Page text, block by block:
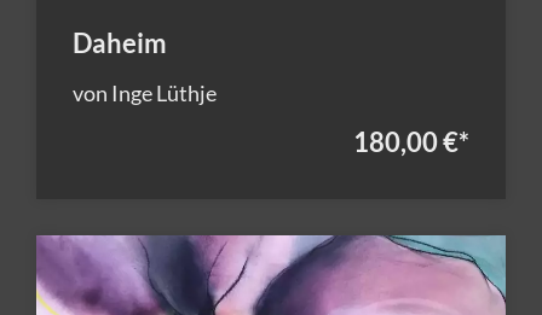
Daheim
von Inge Lüthje
180,00 €*